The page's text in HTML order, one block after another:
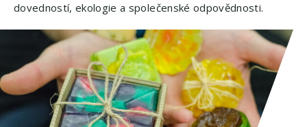
dovedností, ekologie a společenské odpovědnosti.